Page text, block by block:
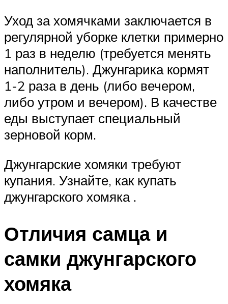
Уход за хомячками заключается в
регулярной уборке клетки примерно
1 раз в неделю (требуется менять
наполнитель). Джунгарика кормят
1-2 раза в день (либо вечером,
либо утром и вечером). В качестве
еды выступает специальный
зерновой корм.
Джунгарские хомяки требуют
купания. Узнайте, как купать
джунгарского хомяка .
Отличия самца и
самки джунгарского
хомяка